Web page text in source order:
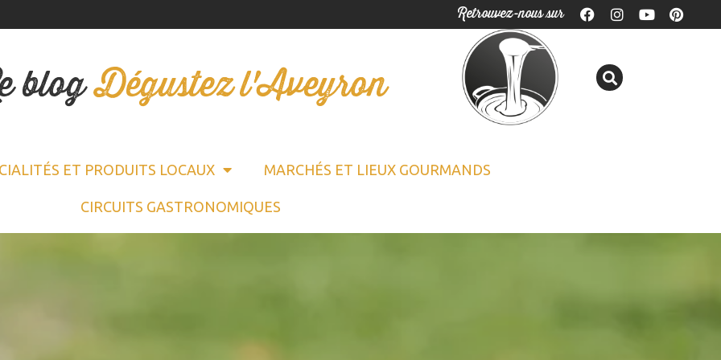
Retrouvez-nous sur
blogDégustez l'Aveyron
ET PRODUITS LOCAUX MARCHÉS ET LIEUX GOURMANDS
CIRCUITS GASTRONOMIQUES